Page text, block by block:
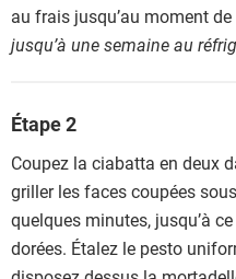
au frais jusqu’au moment de
jusqu’à une semaine au
Étape 2
Coupez la ciabatta en deux
griller les faces coupées
quelques minutes, jusqu’à
dorées. Étalez le pesto